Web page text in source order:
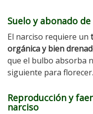
Suelo y abonado
El narciso requiere un
orgánica y bien
que el bulbo absorba
siguiente para florecer.
Reproduccióny
narciso